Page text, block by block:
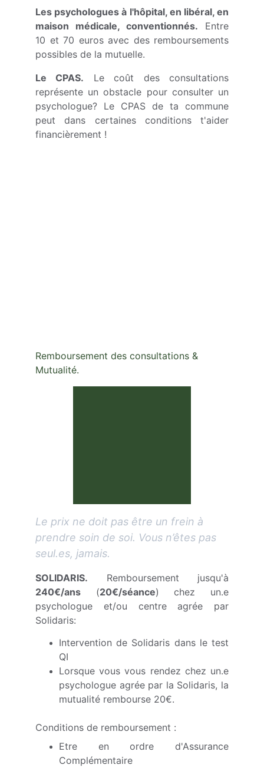
Les psychologues à l'hôpital, en libéral, en
maison médicale, conventionnés. Entre
10 et 70 euros avec des remboursements
possibles de la mutuelle.
Le CPAS. Le coût des consultations
représente un obstacle pour consulter un
psychologue? Le CPAS de ta commune
peut dans certaines conditions t'aider
financièrement !
Remboursement des consultations &
Mutualité.
Le prix ne doit pas être un frein à
prendre soin de soi. Vous n’êtes pas
seul.es, jamais.
SOLIDARIS. Remboursement jusqu'à
240€/ans (20€/séance) chez un.e
psychologue et/ou centre agrée par
Solidaris:
Intervention de Solidaris dans le test
QI
Lorsque vous vous rendez chez un.e
psychologue agrée par la Solidaris, la
mutualité rembourse 20€.
Conditions de remboursement :
Etre en ordre d'Assurance
Complémentaire